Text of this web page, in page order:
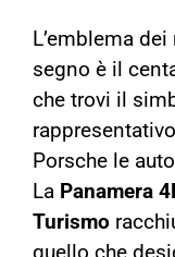
L’emblema
segno è il
che trovi il
Porsche le
La Panamera
Turismo